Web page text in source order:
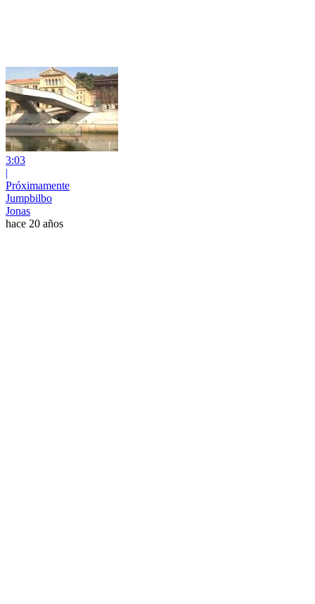
3:03
|
Próximamente
Jumpbilbo
Jonas
hace 20 años